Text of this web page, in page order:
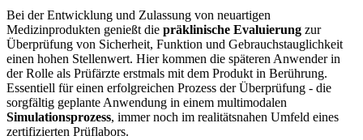
Bei der Entwicklung und Zulassung von neuartigen
Medizinprodukten genießt die präklinische Evaluierung zur
Überprüfung von Sicherheit, Funktion und Gebrauchstauglichkeit
einen hohen Stellenwert. Hier kommen die späteren Anwender in
der Rolle als Prüfärzte erstmals mit dem Produkt in Berührung.
Essentiell für einen erfolgreichen Prozess der Überprüfung - die
sorgfältig geplante Anwendung in einem multimodalen
Simulationsprozess, immer noch im realitätsnahen Umfeld eines
zertifizierten Prüflabors.